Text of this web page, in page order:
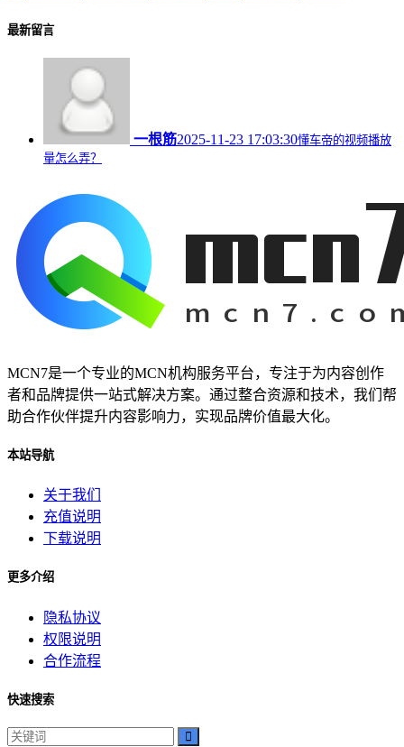
最新留言
一根筋2025-11-23 17:03:30懂车帝的视频播放
量怎么弄？
MCN7是一个专业的MCN机构服务平台，专注于为内容创作
者和品牌提供一站式解决方案。通过整合资源和技术，我们帮
助合作伙伴提升内容影响力，实现品牌价值最大化。
本站导航
关于我们
充值说明
下载说明
更多介绍
隐私协议
权限说明
合作流程
快速搜索